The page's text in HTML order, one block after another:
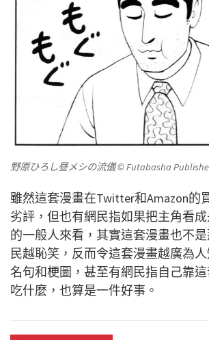
野原ひろし昼メシの流儀© Futabasha
雖然這套漫畫在Twitter和Amazon的
劣評，但也有網民指如果把主角看
的一般人來看，其實這套漫畫也不
民越恥笑，反而令這套漫畫越廣為
名句和梗圖，甚至有網民指自己靠
吃什麼，也算是一件好事。